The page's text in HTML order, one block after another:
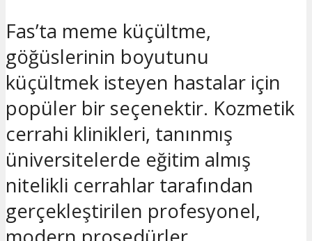
Fas’ta meme küçültme,
göğüslerinin boyutunu
küçültmek isteyen hastalar için
popüler bir seçenektir. Kozmetik
cerrahi klinikleri, tanınmış
üniversitelerde eğitim almış
nitelikli cerrahlar tarafından
gerçekleştirilen profesyonel,